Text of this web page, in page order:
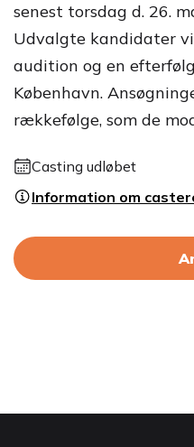
senest torsdag d. 26.
Udvalgte kandidater
audition og en
København.
rækkefølge, som de
Casting udløbet
Information om